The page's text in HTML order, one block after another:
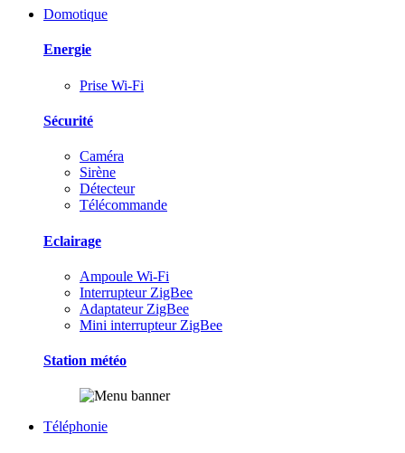
Domotique
Energie
Prise Wi-Fi
Sécurité
Caméra
Sirène
Détecteur
Télécommande
Eclairage
Ampoule Wi-Fi
Interrupteur ZigBee
Adaptateur ZigBee
Mini interrupteur ZigBee
Station météo
Téléphonie